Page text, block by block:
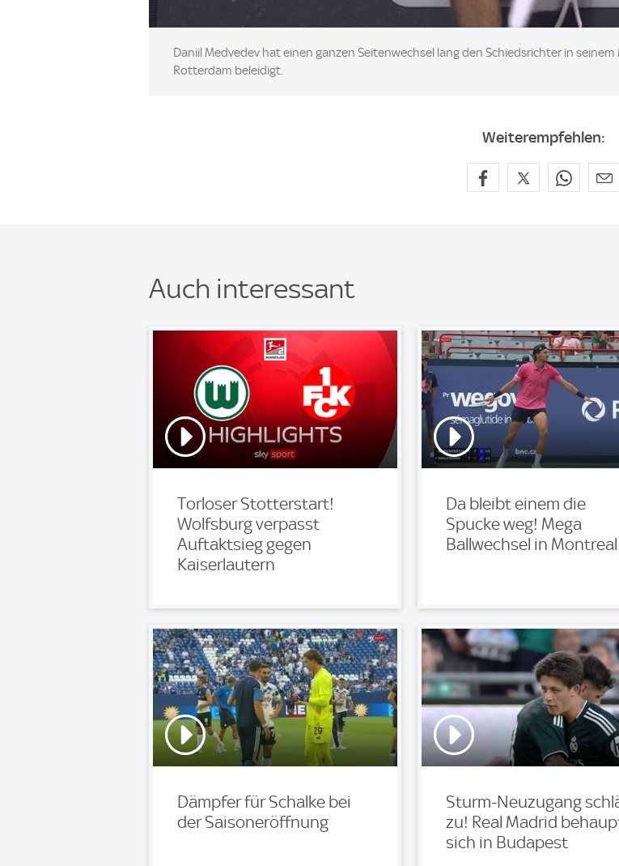
Daniil Medvedev hat einen ganzen Seitenwechsel lang den Schiedsrichter in
Rotterdam beleidigt.
Weiterempfehlen:
Auch interessant
Torloser Stotterstart!
Wolfsburg verpasst
Auftaktsieg gegen
Kaiserlautern
Da bleibt einem die
Spucke weg! Mega
Ballwechsel in Montreal
Dämpfer für Schalke bei
der Saisoneröffnung
Sturm-Neuzugang
zu! Real Madrid
sich in Budapest